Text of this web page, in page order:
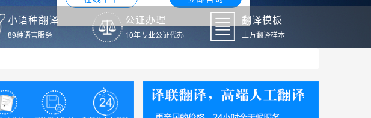
小语种翻译
89种语言服务
公证办理
10年专业公证代办
翻译模板
上万翻译样本